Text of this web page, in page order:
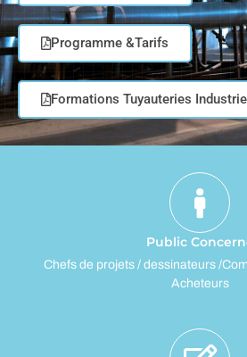
Programme &Tarifs
Formations Tuyauteries
Public
Chefs de projets / dessinateurs /
Acheteurs